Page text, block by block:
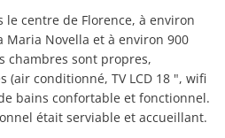
le centre de Florence, à environ
Maria Novella et à environ 900
chambres sont propres,
(air conditionné, TV LCD 18 ", wifi
bains confortable et fonctionnel.
était serviable et accueillant.